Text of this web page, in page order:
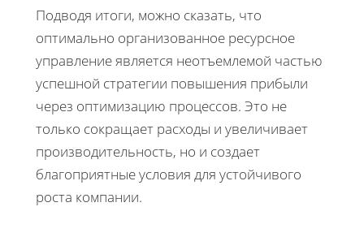
Подводя итоги, можно сказать, что
оптимально организованное ресурсное
управление является неотъемлемой частью
успешной стратегии повышения прибыли
через оптимизацию процессов. Это не
только сокращает расходы и увеличивает
производительность, но и создает
благоприятные условия для устойчивого
роста компании.